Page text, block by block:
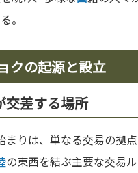
。
クの起源と設立
交差する場所
まりは、単なる交易の拠
の東西を結ぶ主要な交易